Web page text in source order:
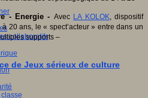
collaboratifs
- Energie - Avec LA KOLOK, dispositif
20 ans, le « spect’acteur » entre dans un
supports –
de Jeux sérieux de culture